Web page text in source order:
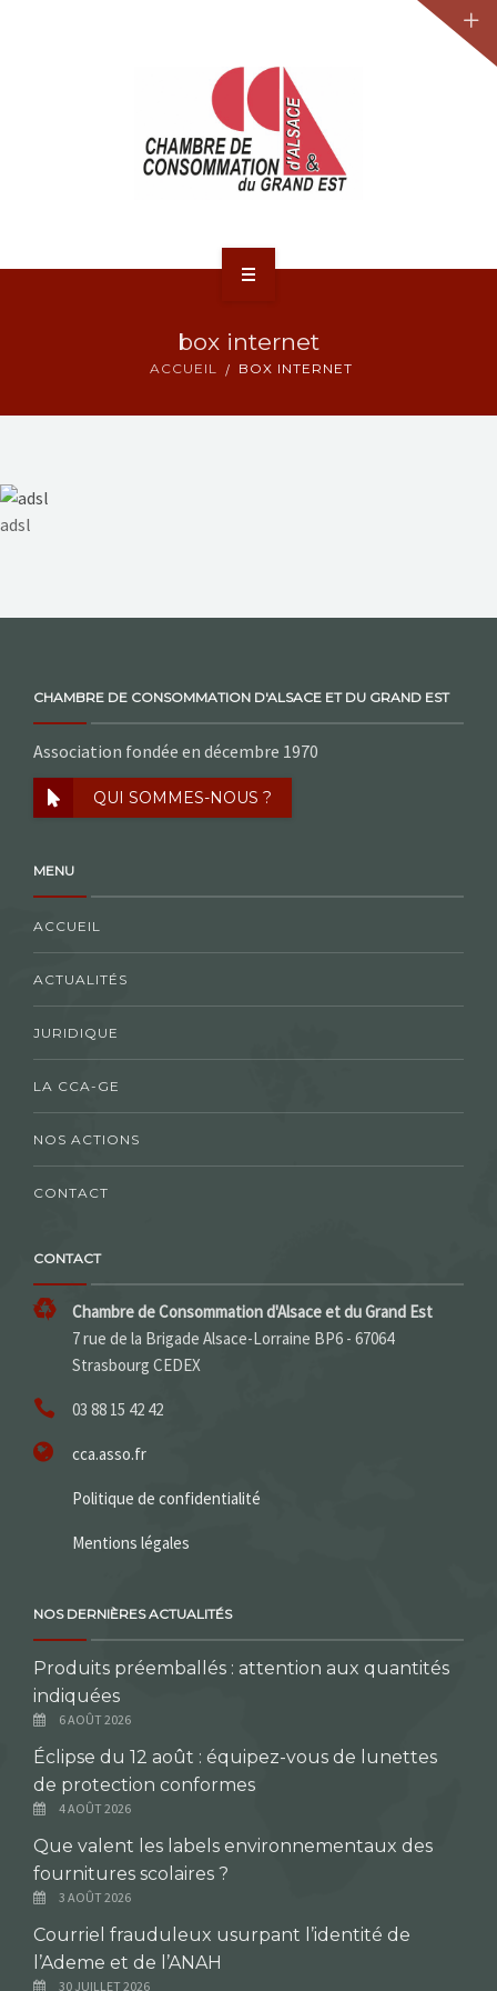
box internet
ACCUEIL BOX INTERNET
adsl
CHAMBRE DE CONSOMMATION D'ALSACE ET DU GRAND EST
Association fondée en décembre 1970
QUI SOMMES-NOUS ?
MENU
ACCUEIL
ACTUALITÉS
JURIDIQUE
LA CCA-GE
NOS ACTIONS
CONTACT
CONTACT
Chambre de Consommation d'Alsace et du Grand Est
7 rue de la Brigade Alsace-Lorraine BP6 - 67064
Strasbourg CEDEX
03 88 15 42 42
cca.asso.fr
Politique de confidentialité
Mentions légales
NOS DERNIÈRES ACTUALITÉS
Produits préemballés : attention aux quantités
indiquées
6 AOÛT 2026
Éclipse du 12 août : équipez-vous de lunettes
de protection conformes
4 AOÛT 2026
Que valent les labels environnementaux des
fournitures scolaires ?
3 AOÛT 2026
Courriel frauduleux usurpant l’identité de
l’Ademe et de l’ANAH
30 JUILLET 2026